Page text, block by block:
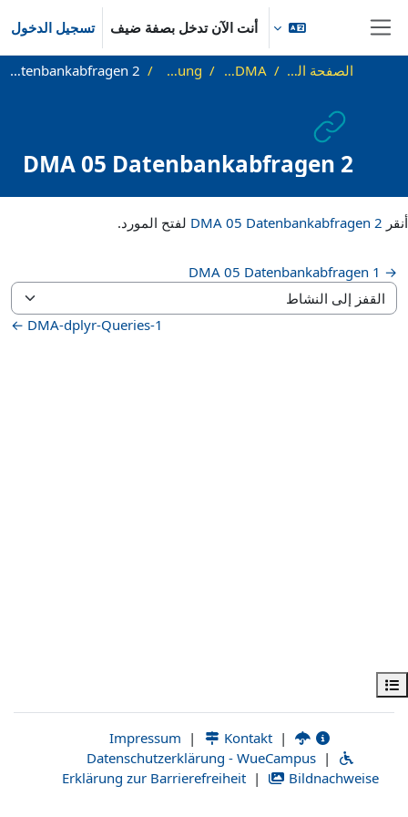
تخطى إلى المحتوى الرئيسي
أنت الآن تدخل بصفة ضيف تسجيل الدخول
المقرر
الصفحة الرئيسية SS21_DMA
Vorlesung
DMA 05 Datenbankabfragen 2
DMA 05 Datenbankabfragen 2
أنقر DMA 05 Datenbankabfragen 2 لفتح المورد.
→ DMA 05 Datenbankabfragen 1
القفز إلى النشاط
DMA-dplyr-Queries-1 ←
| Kontakt |
Datenschutzerklärung - WueCampus |
Erklärung zur Barrierefreiheit | Bildnachweise